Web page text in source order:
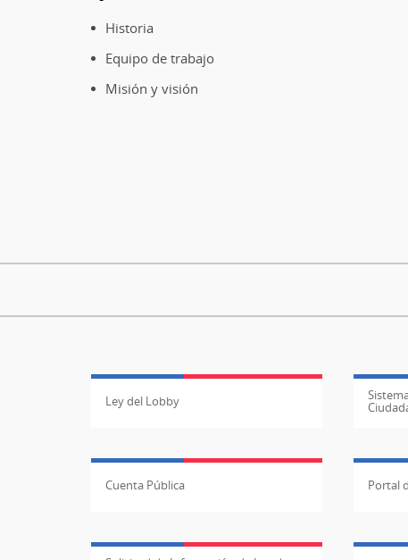
Historia
Equipo de trabajo
Misión y visión
Ley del Lobby
Cuenta Pública Portal